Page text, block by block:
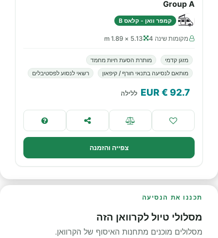
Group A
קמפר וואן - קלאס B
מקומות שינה 4 5.13 × 1.89 m
מזגן קדמי
מותרת הסעת חיות מחמד
מותאם לנסיעה בתנאי חורף / קיפאון
רשאי לנסוע לפסטיבלים
92.7
€ EUR ללילה
צפייה והזמנה
תכננו את הנסיעה
מסלולי טיול לקרוואן הזה
מסלולים מוכנים מתחנות האיסוף של הקרוואן.